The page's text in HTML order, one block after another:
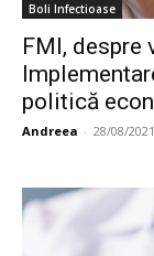
Boli Infectioase
FMI, despre
politică
Andreea - 28/08/2021